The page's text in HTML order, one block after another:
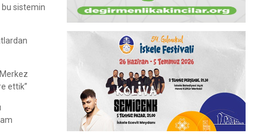
bu sistemin
ettik”